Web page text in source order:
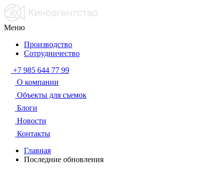
Меню
Производство
Сотрудничество
+7 985 644 77 99
О компании
Объекты для съемок
Блоги
Новости
Контакты
Главная
Последние обновления